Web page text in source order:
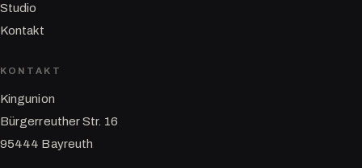
Studio
Kontakt
KONTAKT
Kingunion
Bürgerreuther Str. 16
95444 Bayreuth